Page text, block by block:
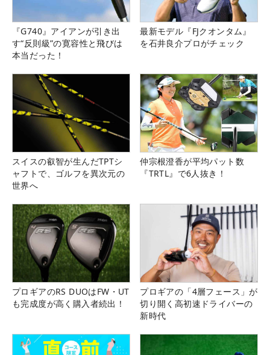
『G740』アイアンが引き出
す“反則級”の寛容性と飛びは
本当だった！
最新モデル『FJクオンタム』
を石井良介プロがチェック
スイスの叡智が生んだTPTシ
ャフトで、ゴルフを異次元の
世界へ
仲宗根澄香が平均パット数
『TRTL』で6人抜き！
プロギアのRS DUOはFW・UT
も完成度が高く購入者続出！
プロギアの「4層フェース」が
切り開く高初速ドライバーの
新時代